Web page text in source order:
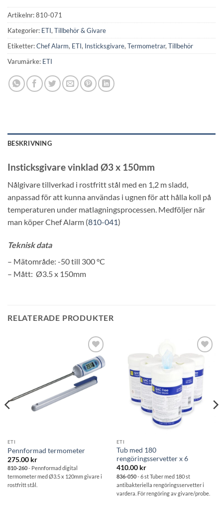
Artikelnr:810-071
Kategorier: ETI,Tillbehör & Givare
Etiketter:Chef Alarm, ETI, Insticksgivare,Termometrar,Tillbehör
Varumärke: ETI
BESKRIVNING
Insticksgivare vinklad Ø3 x 150mm
Nålgivare tillverkad i rostfritt stål med en 1,2 m sladd,
anpassad för att kunna användas i ugnen för att hålla koll på
temperaturen under matlagningsprocessen. Medföljer när
man köper Chef Alarm (810-041)
Teknisk data
– Mätområde: -50 till 300 °C
– Mått: Ø3.5 x 150mm
RELATERADE PRODUKTER
Lägg till i
önskelistan
ETI
Pennformad termometer
275.00 kr
810-260- Pennformad digital
termometer med Ø3.5 x 120mm givare i
rostfritt stål.
önskelistan
ETI
Tub med 180
rengöringsservetter x 6
410.00 kr
836-050- 6 st Tuber med 180 st
antibakteriella rengöringsservetter i
vardera. För rengöring av givare/probe.